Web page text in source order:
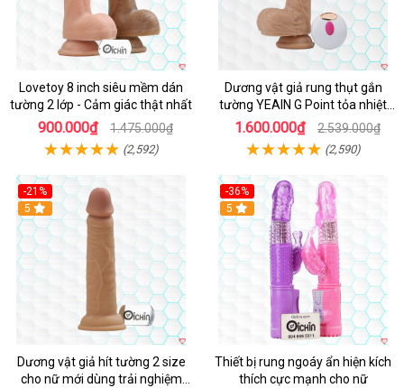
Lovetoy 8 inch siêu mềm dán
tường 2 lớp - Cảm giác thật nhất
900.000₫ 1.475.000₫
(2,592)
Dương vật giả rung thụt gắn
tường YEAIN G Point tỏa nhiệt
điều khiển từ xa
1.600.000₫ 2.539.000₫
(2,590)
-21%
Hot
5
Dương vật giả hít tường 2 size
cho nữ mới dùng trải nghiệm
-36%
Hot
5
Thiết bị rung ngoáy ẩn hiện kích
thích cực mạnh cho nữ